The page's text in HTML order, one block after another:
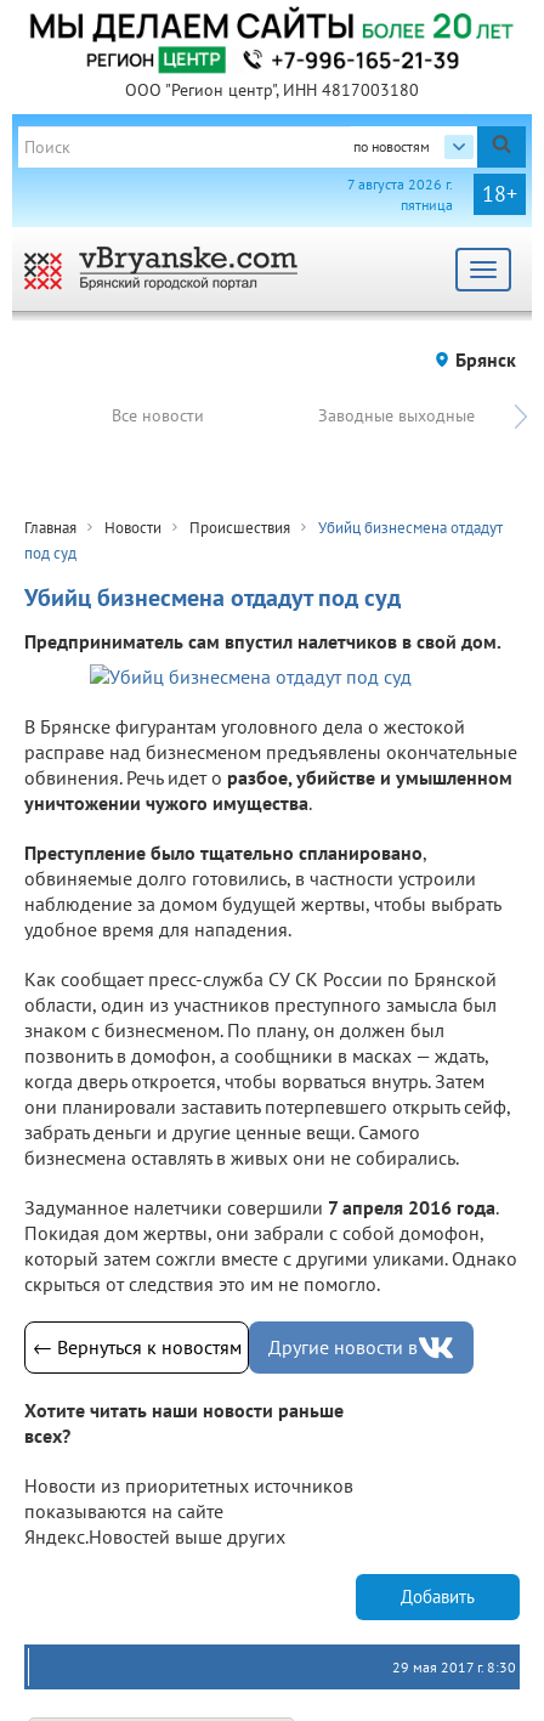
ООО "Регион центр", ИНН 4817003180
по новостям
18+
7 августа 2026 г.
пятница
Toggle
Брянск
Все новости Заводные выходные
Главная Новости Происшествия
Убийц бизнесмена отдадут
под суд
Убийц бизнесмена отдадут под суд
Предприниматель сам впустил налетчиков в свой дом.
В Брянске фигурантам уголовного дела о жестокой
расправе над бизнесменом предъявлены окончательные
обвинения. Речь идет о разбое, убийстве и умышленном
уничтожении чужого имущества.
Преступление было тщательно спланировано,
обвиняемые долго готовились, в частности устроили
наблюдение за домом будущей жертвы, чтобы выбрать
удобное время для нападения.
Как сообщает пресс-служба СУ СК России по Брянской
области, один из участников преступного замысла был
знаком с бизнесменом. По плану, он должен был
позвонить в домофон, а сообщники в масках — ждать,
когда дверь откроется, чтобы ворваться внутрь. Затем
они планировали заставить потерпевшего открыть сейф,
забрать деньги и другие ценные вещи. Самого
бизнесмена оставлять в живых они не собирались.
Задуманное налетчики совершили 7 апреля 2016 года.
Покидая дом жертвы, они забрали с собой домофон,
который затем сожгли вместе с другими уликами. Однако
скрыться от следствия это им не помогло.
← Вернуться к новостям Другие новости в
Хотите читать наши новости раньше
всех?
Новости из приоритетных источников
показываются на сайте
Яндекс.Новостей выше других
Добавить
29 мая 2017 г. 8:30